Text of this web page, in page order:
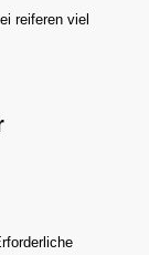
reiferen viel